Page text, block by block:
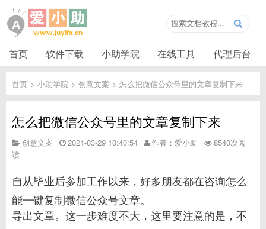
首页 软件下载 小助学院 在线工具 代理后台
首页 > 小助学院 > 创意文案 > 怎么把微信公众号里的文章复制下来
怎么把微信公众号里的文章复制下来
创意文案 2021-03-29 10:40:54 作者：爱小助
8540次阅
读
自从毕业后参加工作以来，好多朋友都在咨询怎么
能一键复制微信公众号文章。
导出文章。这一步难度不大，这里要注意的是，不